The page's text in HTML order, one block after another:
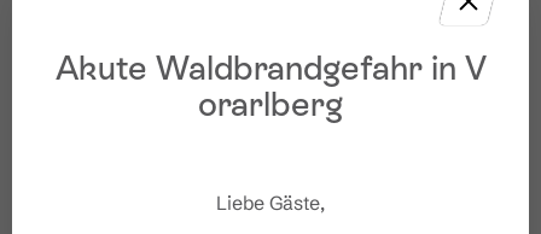
Akute Waldbrandgefahr in V
orarlberg
Liebe Gäste,